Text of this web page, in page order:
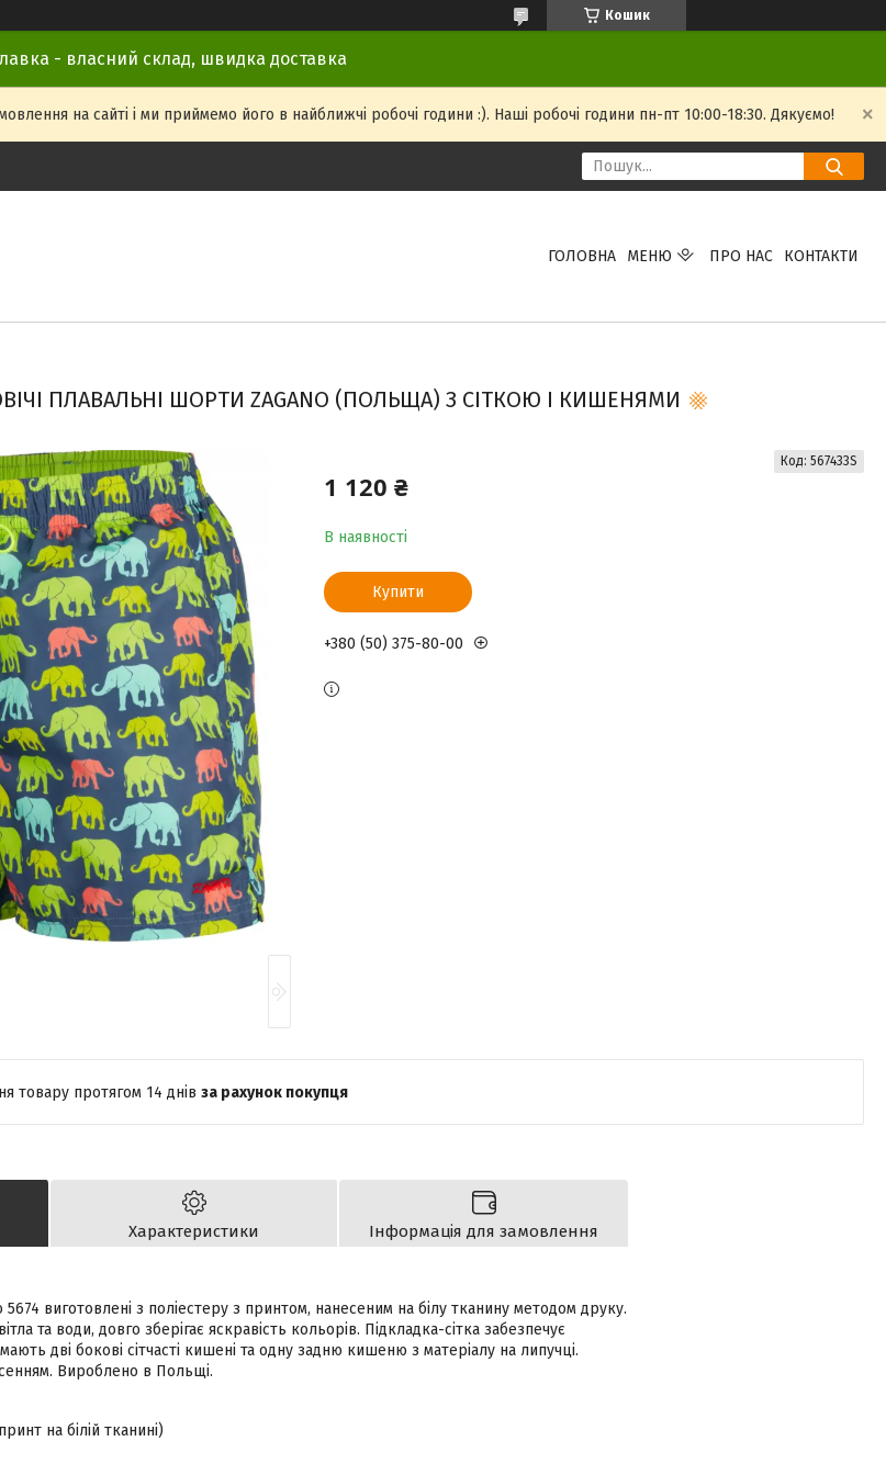
Кошик
- власний склад, швидка доставка
на сайті і ми приймемо його в найближчі робочі години :). Наші робочі години пн-пт 10:00-18:30. Дякуємо!
ГОЛОВНА МЕНЮ ПРО НАС КОНТАКТИ
ПЛАВАЛЬНІ ШОРТИ ZAGANO (ПОЛЬЩА) З СІТКОЮ І КИШЕНЯМИ
1 120 ₴
В наявності
Код: 567433S
Купити
+380 (50) 375-80-00
товару протягом 14 днів за рахунок покупця
Характеристики Інформація для замовлення
5674 виготовлені з поліестеру з принтом, нанесеним на білу тканину методом друку.
та води, довго зберігає яскравість кольорів. Підкладка-сітка забезпечує
дві бокові сітчасті кишені та одну задню кишеню з матеріалу на липучці.
Вироблено в Польщі.
на білій тканині)